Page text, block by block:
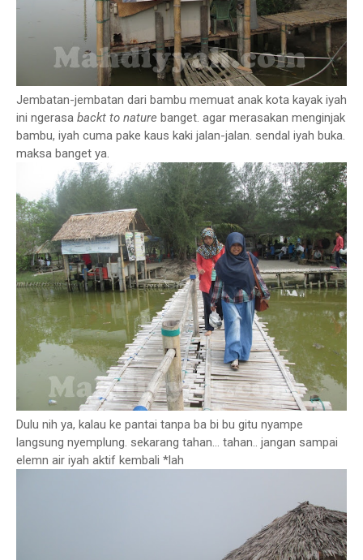
Jembatan-jembatan dari bambu memuat anak kota kayak iyah
ini ngerasa backt to nature banget. agar merasakan menginjak
bambu, iyah cuma pake kaus kaki jalan-jalan. sendal iyah buka.
maksa banget ya.
Dulu nih ya, kalau ke pantai tanpa ba bi bu gitu nyampe
langsung nyemplung. sekarang tahan... tahan.. jangan sampai
elemn air iyah aktif kembali *lah